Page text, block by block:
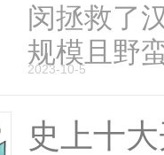
闵拯救了
规模且野
2023-10-5
史上十